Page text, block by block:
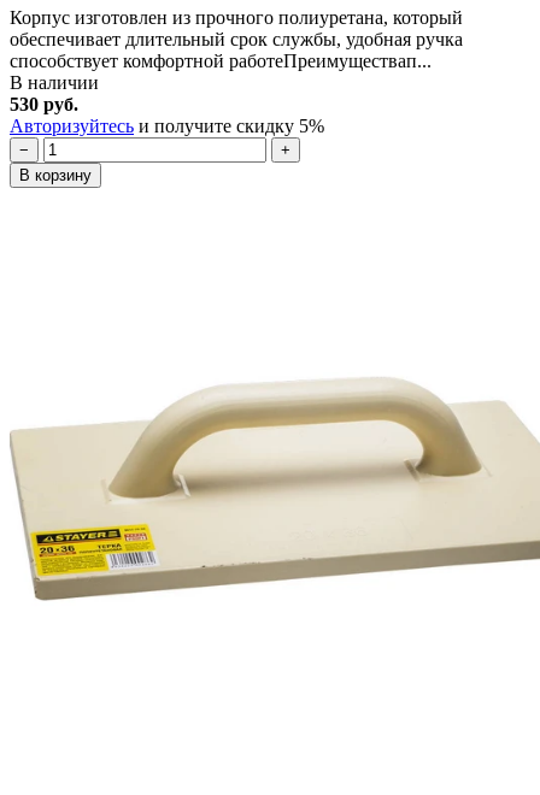
Корпус изготовлен из прочного полиуретана, который
обеспечивает длительный срок службы, удобная ручка
способствует комфортной работеПреимуществап...
В наличии
530 руб.
Авторизуйтесь и получите скидку 5%
−
+
В корзину